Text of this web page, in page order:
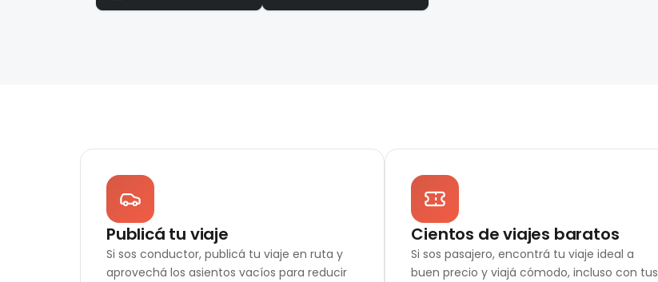
Publicá tu viaje
Si sos conductor, publicá tu viaje en ruta y
aprovechá los asientos vacíos para reducir
Cientos de viajes baratos
Si sos pasajero, encontrá tu viaje ideal a
buen precio y viajá cómodo, incluso con tus